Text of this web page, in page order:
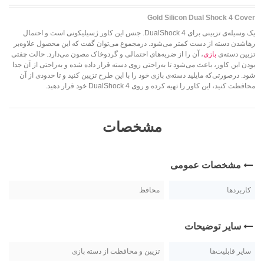
Gold Silicon Dual Shock 4 Cover
یک وسیله‌ی تزیینی برای DualShock 4. جنس این کاور ژسیلیکونی است و احتمال
رهاشدن دسته از دست کمتر می‌شود. درمجموع می‌توان گفت که این محصول علاوه‌بر
تزیین دسته‌ی بازی، آن را از ضربه‌های احتمالی و گردوخاک مصون می‌دارد. حالت چفتی
بودن این کاور، باعث می‌شود تا به‌راحتی روی دسته قرار داده شده و به‌راحتی از آن جدا
شود. درصورتی‌که مایلید دسته‌ی بازی خود را با این طرح تزیین کنید و تا حدودی از آن
محافظت کنید، این کاور را تهیه کرده و روی DualShock 4 خود قرار دهید.
مشخصات
مشخصات عمومی
کاربردها محافظ
سایر توضیحات
سایر قابلیت‌ها تزیین و محافظت از دسته‌ بازی